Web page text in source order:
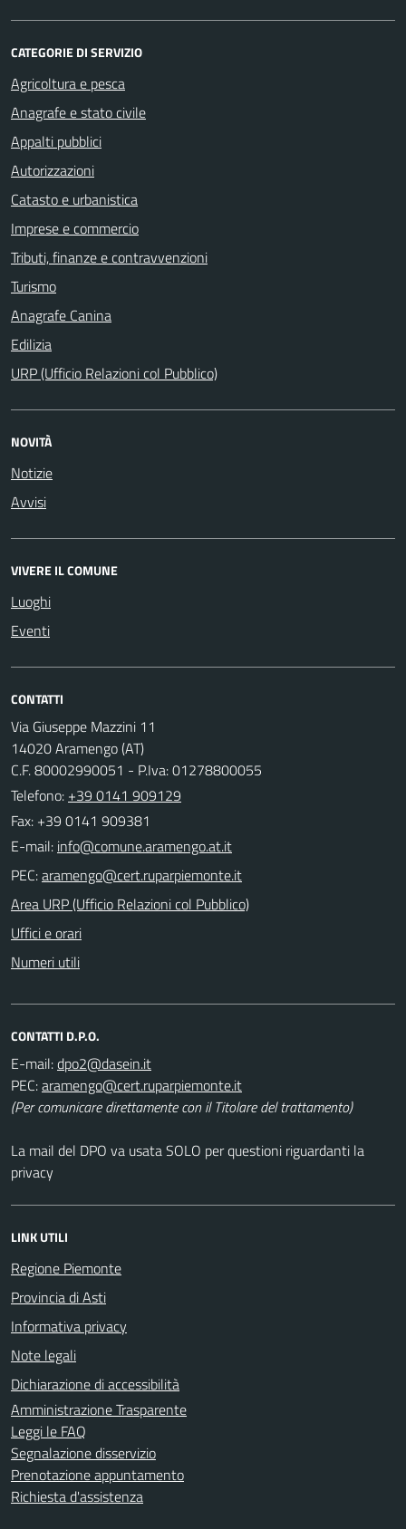
CATEGORIE DI SERVIZIO
Agricoltura e pesca
Anagrafe e stato civile
Appalti pubblici
Autorizzazioni
Catasto e urbanistica
Imprese e commercio
Tributi, finanze e contravvenzioni
Turismo
Anagrafe Canina
Edilizia
URP (Ufficio Relazioni col Pubblico)
NOVITÀ
Notizie
Avvisi
VIVERE IL COMUNE
Luoghi
Eventi
CONTATTI
Via Giuseppe Mazzini 11
14020 Aramengo (AT)
C.F. 80002990051 - P.Iva: 01278800055
Telefono: +39 0141 909129
Fax: +39 0141 909381
E-mail:
PEC:
Area URP (Ufficio Relazioni col Pubblico)
Uffici e orari
Numeri utili
CONTATTI D.P.O.
E-mail:
PEC:
(Per comunicare direttamente con il Titolare del trattamento)
La mail del DPO va usata SOLO per questioni riguardanti la
privacy
LINK UTILI
Regione Piemonte
Provincia di Asti
Informativa privacy
Note legali
Dichiarazione di accessibilità
Amministrazione Trasparente
Leggi le FAQ
Segnalazione disservizio
Prenotazione appuntamento
Richiesta d'assistenza